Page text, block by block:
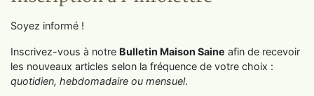
Soyez informé !
Inscrivez-vous à notre Bulletin Maison Saine afin de recevoir
les nouveaux articles selon la fréquence de votre choix :
quotidien, hebdomadaire ou mensuel.